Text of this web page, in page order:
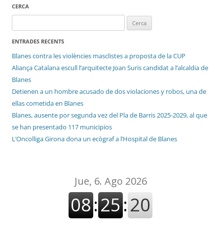
CERCA
ENTRADES RECENTS
Blanes contra les violències masclistes a proposta de la CUP
Aliança Catalana escull l’arquitecte Joan Suris candidat a l’alcaldia de
Blanes
Detienen a un hombre acusado de dos violaciones y robos, una de
ellas cometida en Blanes
Blanes, ausente por segunda vez del Pla de Barris 2025-2029, al que
se han presentado 117 municipios
L’Oncolliga Girona dona un ecògraf a l’Hospital de Blanes